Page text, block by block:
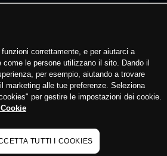
correttamente, e per aiutarci a
le persone utilizzano il sito. Dando il
per esempio, aiutando a trovare
marketing alle tue preferenze. Seleziona
per gestire le impostazioni dei cookie.
TUTTI I COOKIES